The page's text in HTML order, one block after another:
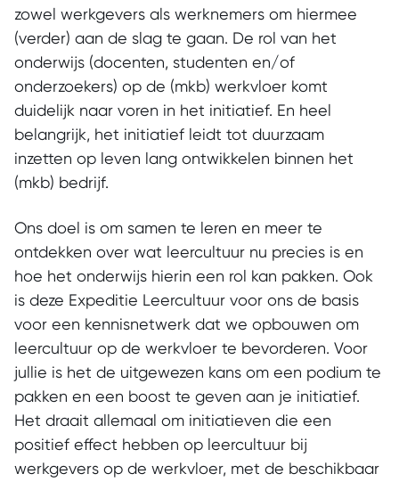
zowel werkgevers als werknemers om hiermee
(verder) aan de slag te gaan. De rol van het
onderwijs (docenten, studenten en/of
onderzoekers) op de (mkb) werkvloer komt
duidelijk naar voren in het initiatief. En heel
belangrijk, het initiatief leidt tot duurzaam
inzetten op leven lang ontwikkelen binnen het
(mkb) bedrijf.
Ons doel is om samen te leren en meer te
ontdekken over wat leercultuur nu precies is en
hoe het onderwijs hierin een rol kan pakken. Ook
is deze Expeditie Leercultuur voor ons de basis
voor een kennisnetwerk dat we opbouwen om
leercultuur op de werkvloer te bevorderen. Voor
jullie is het de uitgewezen kans om een podium te
pakken en een boost te geven aan je initiatief.
Het draait allemaal om initiatieven die een
positief effect hebben op leercultuur bij
werkgevers op de werkvloer, met de beschikbaar